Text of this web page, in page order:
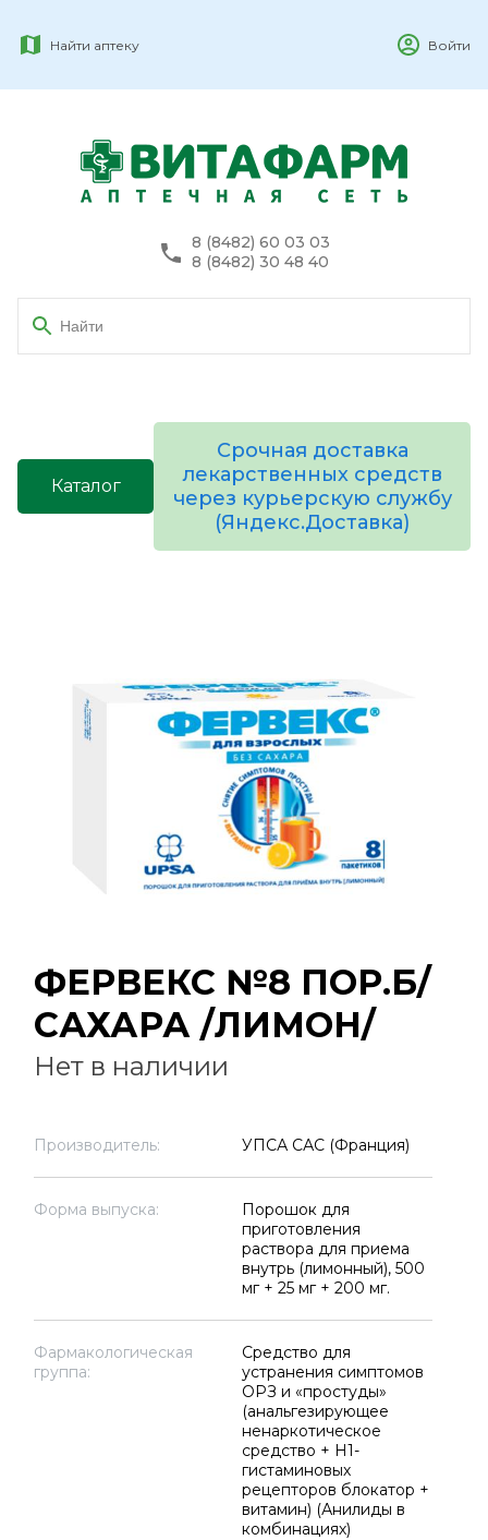
Найти аптеку Войти
8 (8482) 60 03 03
8 (8482) 30 48 40
Каталог
Срочная доставка
лекарственных средств
через курьерскую службу
(Яндекс.Доставка)
ФЕРВЕКС №8 ПОР.Б/
САХАРА /ЛИМОН/
Нет в наличии
Производитель: УПСА САС (Франция)
Форма выпуска:
Порошок для
приготовления
раствора для приема
внутрь (лимонный), 500
мг + 25 мг + 200 мг.
Фармакологическая
группа:
Средство для
устранения симптомов
ОРЗ и «простуды»
(анальгезирующее
ненаркотическое
средство + H1-
гистаминовых
рецепторов блокатор +
витамин) (Анилиды в
комбинациях)